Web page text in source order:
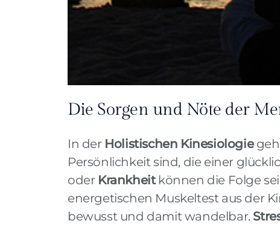
Die Sorgen und Nöte der
In der Holistischen Kinesiologie
Persönlichkeit sind, die einer
oder Krankheitkönnen die Folge
energetischen Muskeltest aus der
bewusst und damit wandelbar.